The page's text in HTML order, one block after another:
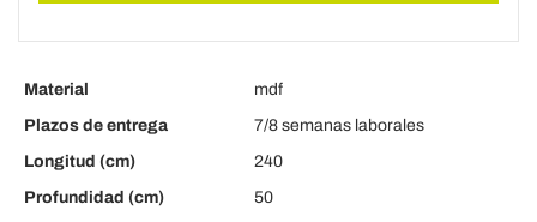
Material
mdf
Plazos de entrega
7/8 semanas laborales
Longitud (cm)
240
Profundidad (cm)
50